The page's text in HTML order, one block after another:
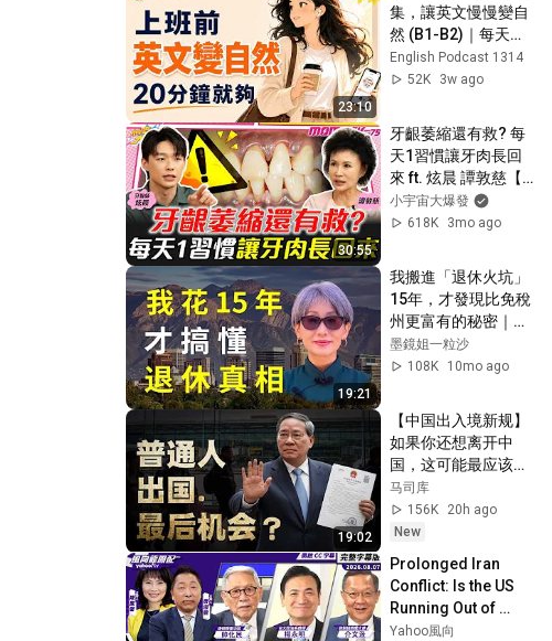
23:10
集，讓英文慢慢變自
然 (B1-B2)｜每天一
點點就夠了
English Podcast 1314
52K
3w ago
30:55
牙齦萎縮還有救? 每
天1習慣讓牙肉長回
來 ft. 炫晨 譚敦慈【
小宇宙大爆發 】
小宇宙大爆發
618K
3mo ago
19:21
我搬進「退休火坑」
15年，才發現比免稅
州更富有的秘密｜美
國退休地圖深度解析
墨鏡姐一粒沙
108K
10mo ago
19:02
【中国出入境新规】
如果你还想离开中
国，这可能最应该看
的一个节目
马司库
156K
20h ago
New
Prolonged Iran
Conflict: Is the US
Running Out of
Options? Rumors
Yahoo風向